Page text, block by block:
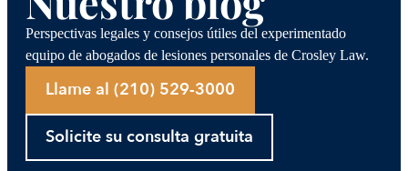
Perspectivas legales y consejos útiles del experimentado
equipo de abogados de lesiones personales de Crosley Law.
Llame al (210) 529-3000
Solicite su consulta gratuita